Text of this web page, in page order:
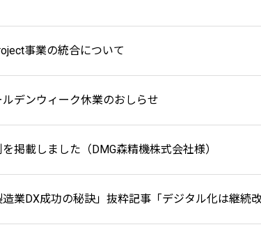
事業の統合について
ルデンウィーク休業のおしらせ
を掲載しました（DMG森精機株式会社様）